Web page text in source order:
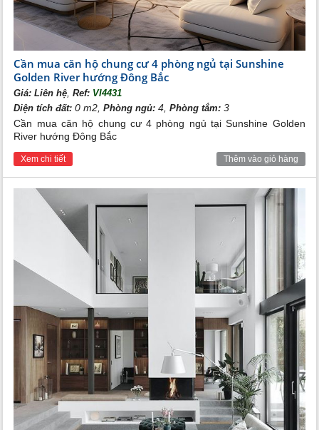
Cần mua căn hộ chung cư 4 phòng ngủ tại Sunshine
Golden River hướng Đông Bắc
Giá:Liên hệ ,Ref: VI4431
Diện tích đất: 0 m2,Phòng ngủ: 4,Phòng tắm: 3
Cần mua căn hộ chung cư 4 phòng ngủ tại Sunshine Golden
River hướng Đông Bắc
Xem chi tiết Thêm vào giỏ hàng